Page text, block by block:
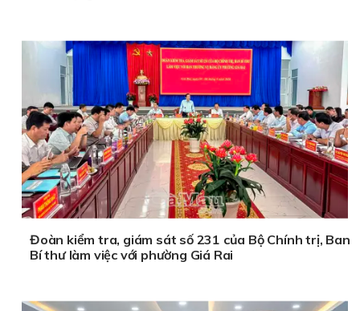
Đoàn kiểm tra, giám sát số 231 của Bộ Chính trị, Ban
Bí thư làm việc với phường Giá Rai